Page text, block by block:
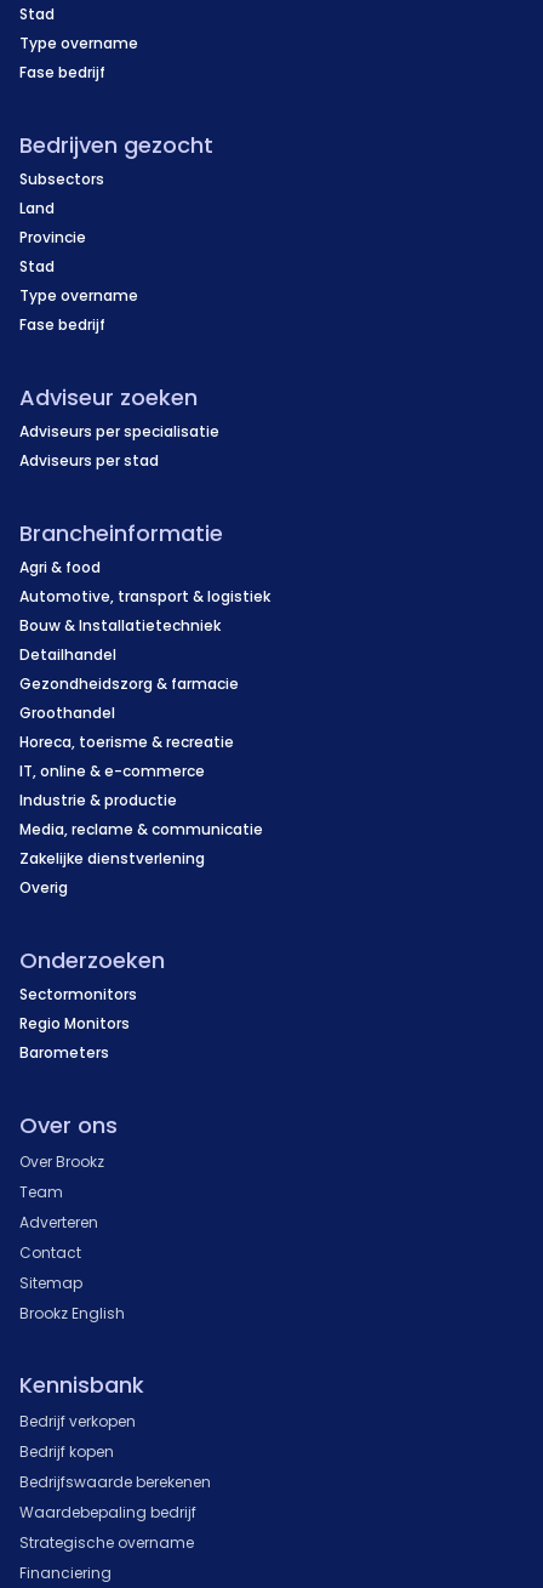
Stad
Type overname
Fase bedrijf
Bedrijven gezocht
Subsectors
Land
Provincie
Stad
Type overname
Fase bedrijf
Adviseur zoeken
Adviseurs per specialisatie
Adviseurs per stad
Brancheinformatie
Agri & food
Automotive, transport & logistiek
Bouw & Installatietechniek
Detailhandel
Gezondheidszorg & farmacie
Groothandel
Horeca, toerisme & recreatie
IT, online & e-commerce
Industrie & productie
Media, reclame & communicatie
Zakelijke dienstverlening
Overig
Onderzoeken
Sectormonitors
Regio Monitors
Barometers
Over ons
Over Brookz
Team
Adverteren
Contact
Sitemap
Brookz English
Kennisbank
Bedrijf verkopen
Bedrijf kopen
Bedrijfswaarde berekenen
Waardebepaling bedrijf
Strategische overname
Financiering